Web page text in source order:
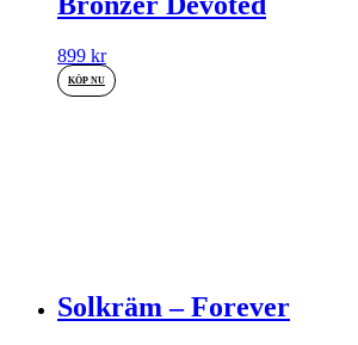
899 kr
KÖP NU
Solkräm – Forever